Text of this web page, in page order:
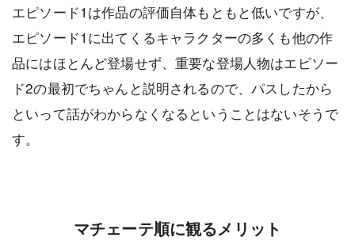
エピソード1は作品の評価自体もともと低いですが、
エピソード1に出てくるキャラクターの多くも他の作
品にはほとんど登場せず、重要な登場人物はエピソー
ド2の最初でちゃんと説明されるので、パスしたから
といって話がわからなくなるということはないそうで
す。
マチェーテ順に観るメリット